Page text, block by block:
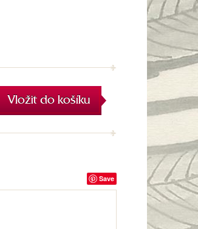
Vložit do košíku
Save